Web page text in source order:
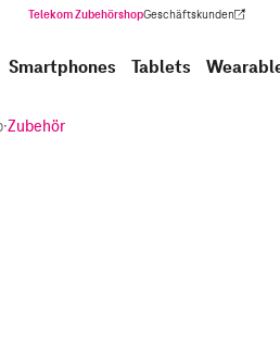
Telekom ZubehörshopGeschäftskunden
(Wird in einem neuen Tab
Smartphones Tablets
·Zubehör